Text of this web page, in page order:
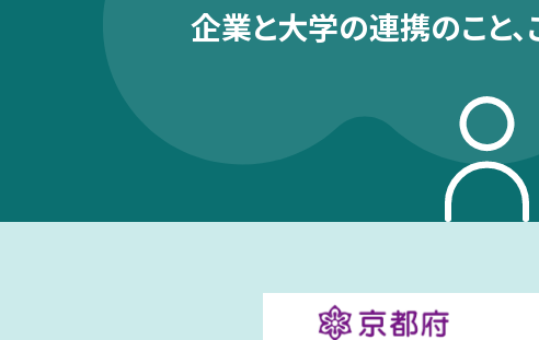
企業と大学の連携のこと、